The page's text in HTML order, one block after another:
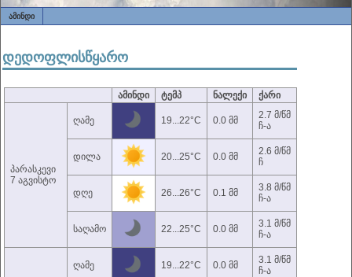
ᲐᲛᲘᲜᲓᲘ
დედოფლისწყარო
ამინდი ტემპ ნალექი ქარი
პარასკევი
7 აგვისტო
ღამე 19...22°C 0.0 მმ
2.7 მ/წმ
ჩ-ა
დილა 20...25°C 0.0 მმ
2.6 მ/წმ
ჩ
დღე 26...26°C 0.1 მმ
3.8 მ/წმ
ჩ-ა
საღამო 22...25°C 0.0 მმ
3.1 მ/წმ
ჩ-ა
ღამე 19...22°C 0.0 მმ
3.1 მ/წმ
ჩ-ა